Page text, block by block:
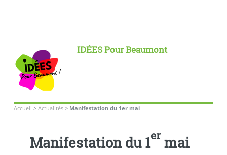
IDÉES Pour Beaumont
Accueil > Actualités> Manifestation du 1er mai
Manifestation du 1er mai